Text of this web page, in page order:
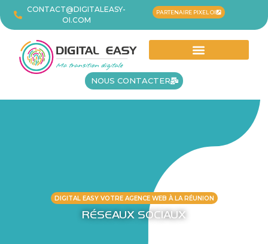
CONTACT@DIGITALEASY-
OI.COM
PARTENAIRE PIXEL OI
NOUS CONTACTER
DIGITAL EASY VOTRE AGENCE WEB À LA RÉUNION
RÉSEAUX SOCIAUX